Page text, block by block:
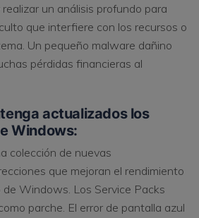
un análisis profundo para
que interfiere con los recursos o
Un pequeño malware dañino
pérdidas financieras al
actualizados los
Windows:
colección de nuevas
que mejoran el rendimiento
Windows. Los Service Packs
parche. El error de pantalla azul